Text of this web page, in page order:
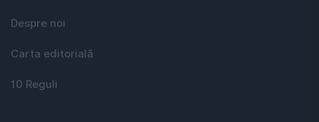
Despre noi
Carta editorială
10 Reguli